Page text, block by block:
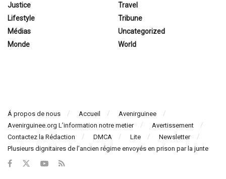
Justice
Lifestyle
Médias
Monde
Travel
Tribune
Uncategorized
World
Á propos de nous Accueil
Avenirguinee
Avenirguinee.org L’information notre metier
Avertissement
Contactez la Rédaction
DMCA Lite
Newsletter
Plusieurs dignitaires de l’ancien régime envoyés en prison par la junte